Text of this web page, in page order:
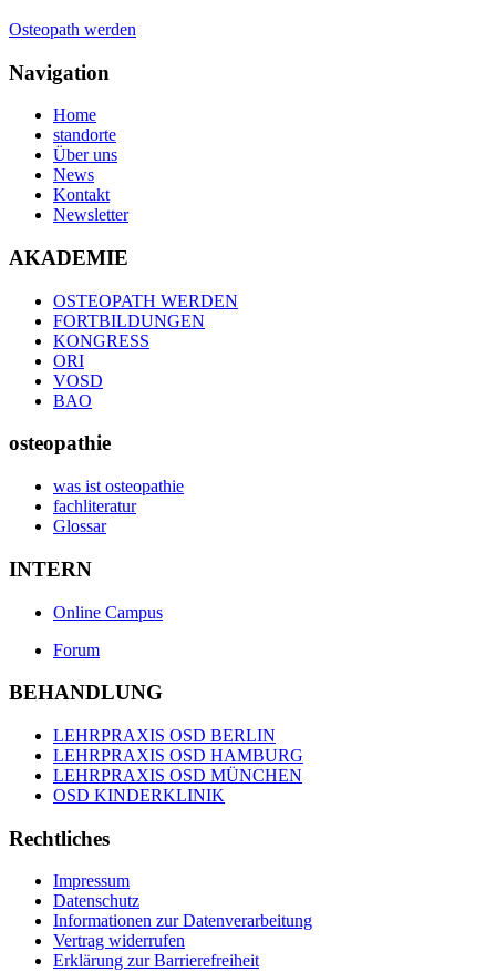
Osteopath werden
Navigation
Home
standorte
Über uns
News
Kontakt
Newsletter
AKADEMIE
OSTEOPATH WERDEN
FORTBILDUNGEN
KONGRESS
ORI
VOSD
BAO
osteopathie
was ist osteopathie
fachliteratur
Glossar
INTERN
Online Campus
Forum
BEHANDLUNG
LEHRPRAXIS OSD BERLIN
LEHRPRAXIS OSD HAMBURG
LEHRPRAXIS OSD MÜNCHEN
OSD KINDERKLINIK
Rechtliches
Impressum
Datenschutz
Informationen zur Datenverarbeitung
Vertrag widerrufen
Erklärung zur Barrierefreiheit